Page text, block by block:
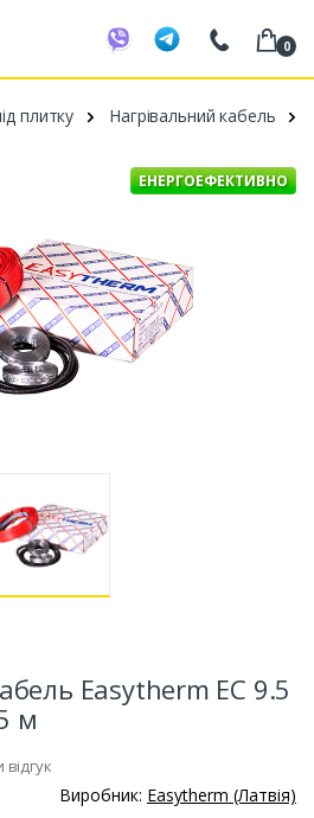
098 20 52 818
099 53 43 210
093 80 63 881
0
плитку Нагрівальний кабель
ЕНЕРГОЕФЕКТИВНО
Easytherm EC 9.5
м
Виробник: Easytherm (Латвія)